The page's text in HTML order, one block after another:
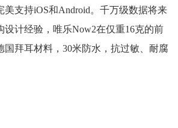
支持iOS和Android。千万级数据将来
计经验，唯乐Now2在仅重16克的前
拜耳材料，30米防水，抗过敏、耐腐